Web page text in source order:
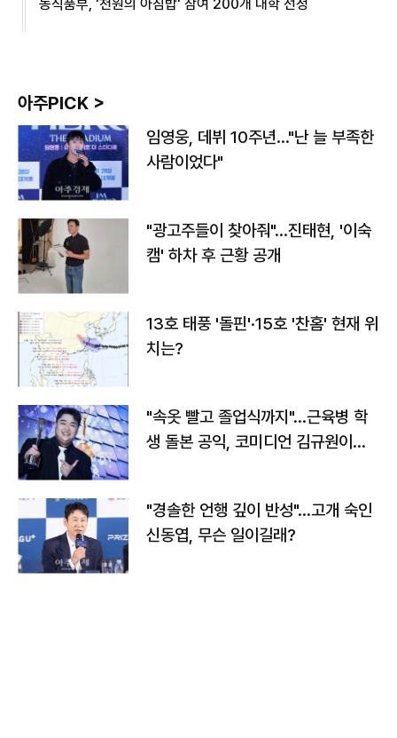
농식품부, '천원의 아침밥' 참여 200개 대학 선정
아주PICK >
임영웅, 데뷔 10주년…"난 늘 부족한
사람이었다"
"광고주들이 찾아줘"…진태현, '이숙
캠' 하차 후 근황 공개
13호 태풍 '돌핀'·15호 '찬홈' 현재 위
치는?
"속옷 빨고 졸업식까지"…근육병 학
생 돌본 공익, 코미디언 김규원이었
"경솔한 언행 깊이 반성"…고개 숙인
신동엽, 무슨 일이길래?